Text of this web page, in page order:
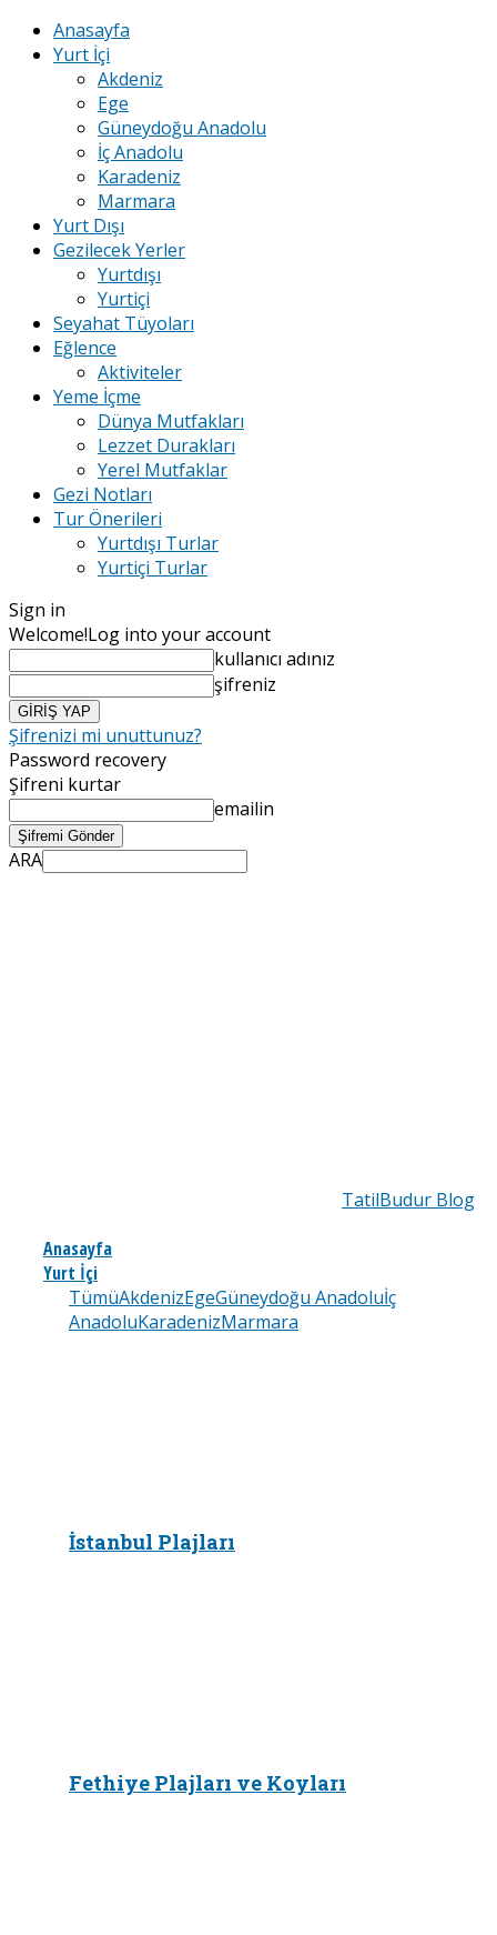
Anasayfa
Yurt İçi
Akdeniz
Ege
Güneydoğu Anadolu
İç Anadolu
Karadeniz
Marmara
Yurt Dışı
Gezilecek Yerler
Yurtdışı
Yurtiçi
Seyahat Tüyoları
Eğlence
Aktiviteler
Yeme İçme
Dünya Mutfakları
Lezzet Durakları
Yerel Mutfaklar
Gezi Notları
Tur Önerileri
Yurtdışı Turlar
Yurtiçi Turlar
Sign in
Welcome!Log into your account
kullanıcı adınız
şifreniz
Şifrenizi mi unuttunuz?
Password recovery
Şifreni kurtar
emailin
ARA
TatilBudur Blog
Anasayfa
Yurt İçi
TümüAkdenizEgeGüneydoğu Anadoluİç
AnadoluKaradenizMarmara
İstanbul Plajları
Fethiye Plajları ve Koyları